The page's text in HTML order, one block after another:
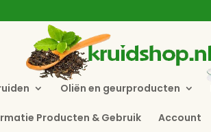
Oliën en geurproducten
Producten & Gebruik Account